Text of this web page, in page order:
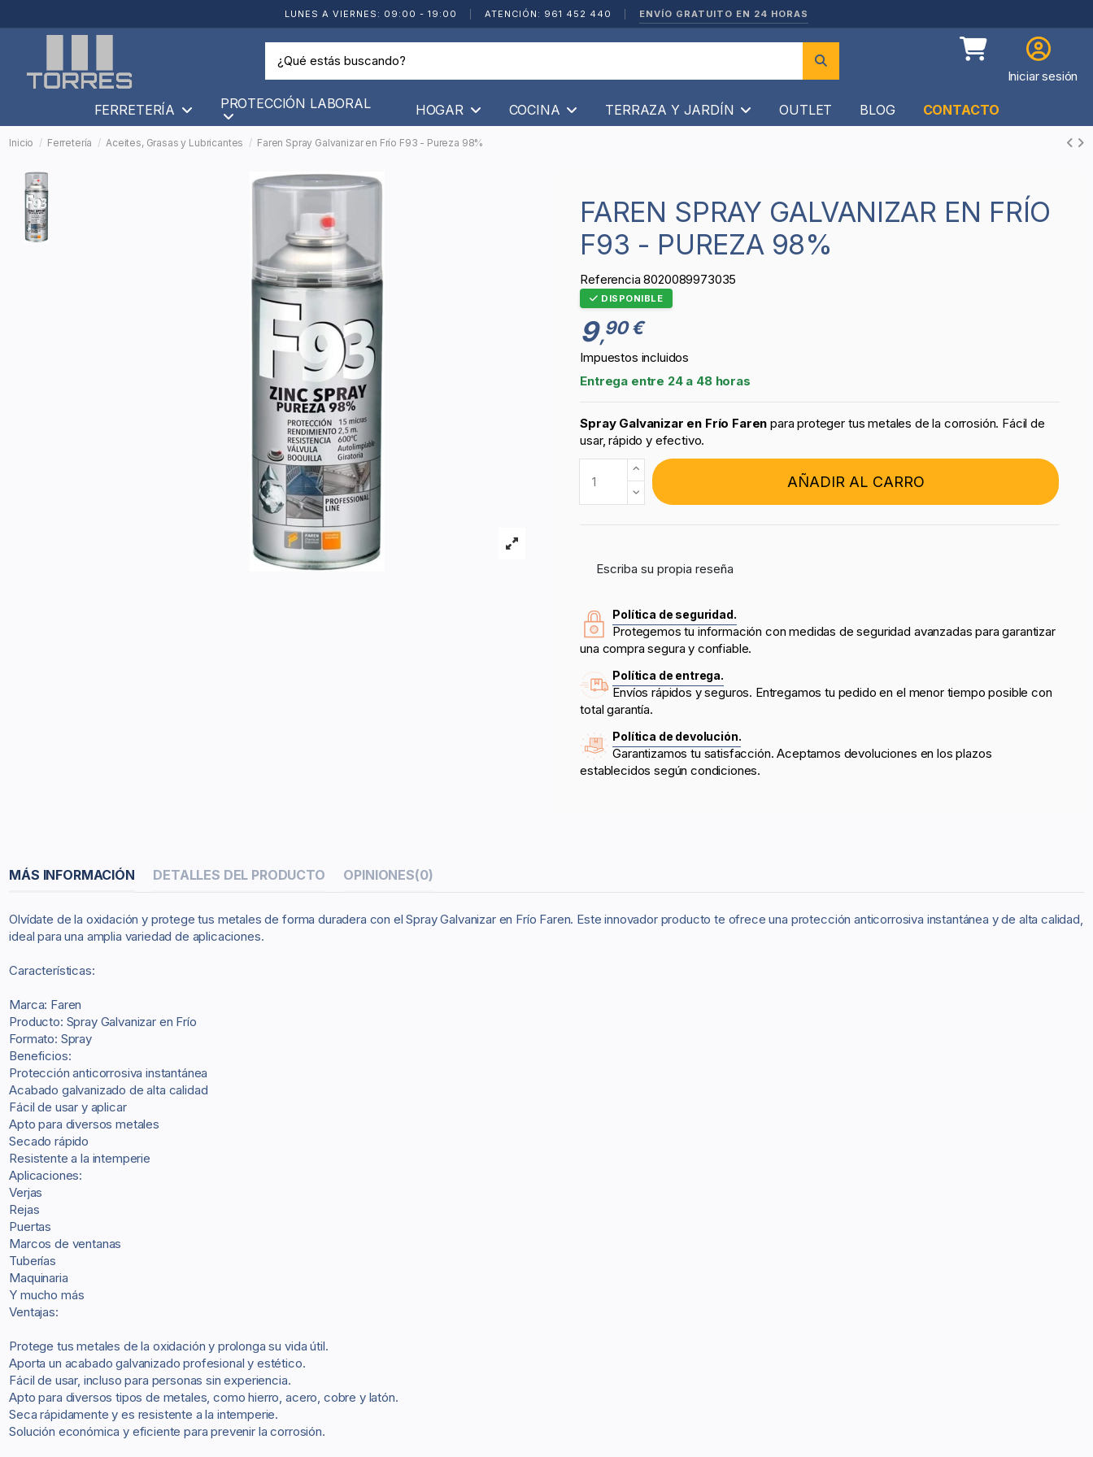
LUNES A VIERNES: 09:00 - 19:00 ATENCIÓN: 961 452 440 ENVÍO GRATUITO EN 24 HORAS
Iniciar sesión
FERRETERÍA PROTECCIÓN LABORAL HOGAR COCINA TERRAZA Y JARDÍN OUTLET BLOG CONTACTO
Inicio Ferretería Aceites, Grasas y Lubricantes Faren Spray Galvanizar en Frío F93 - Pureza 98%
FAREN SPRAY GALVANIZAR EN FRÍO
F93 - PUREZA 98%
Referencia 8020089973035
DISPONIBLE
9,90 €
Impuestos incluidos
Entrega entre 24 a 48 horas
Spray Galvanizar en Frío Faren para proteger tus metales de la corrosión. Fácil de
usar, rápido y efectivo.
AÑADIR AL CARRO
Escriba su propia reseña
Política de seguridad.
Protegemos tu información con medidas de seguridad avanzadas para garantizar
una compra segura y confiable.
Política de entrega.
Envíos rápidos y seguros. Entregamos tu pedido en el menor tiempo posible con
total garantía.
Política de devolución.
Garantizamos tu satisfacción. Aceptamos devoluciones en los plazos
establecidos según condiciones.
MÁS INFORMACIÓN DETALLES DEL PRODUCTO OPINIONES(0)
Olvídate de la oxidación y protege tus metales de forma duradera con el Spray Galvanizar en Frío Faren. Este innovador producto te ofrece una protección anticorrosiva instantánea y de alta calidad,
ideal para una amplia variedad de aplicaciones.
Características:
Marca: Faren
Producto: Spray Galvanizar en Frío
Formato: Spray
Beneficios:
Protección anticorrosiva instantánea
Acabado galvanizado de alta calidad
Fácil de usar y aplicar
Apto para diversos metales
Secado rápido
Resistente a la intemperie
Aplicaciones:
Verjas
Rejas
Puertas
Marcos de ventanas
Tuberías
Maquinaria
Y mucho más
Ventajas:
Protege tus metales de la oxidación y prolonga su vida útil.
Aporta un acabado galvanizado profesional y estético.
Fácil de usar, incluso para personas sin experiencia.
Apto para diversos tipos de metales, como hierro, acero, cobre y latón.
Seca rápidamente y es resistente a la intemperie.
Solución económica y eficiente para prevenir la corrosión.